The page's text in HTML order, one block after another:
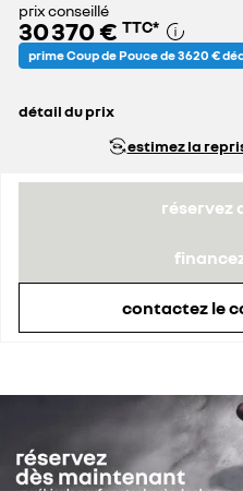
prix conseillé
30 370 € TTC*
prime Coup de Pouce de 3 620 €
détail du prix
prime Coup de Pouce déduite
estimez la
réservez
contactez le